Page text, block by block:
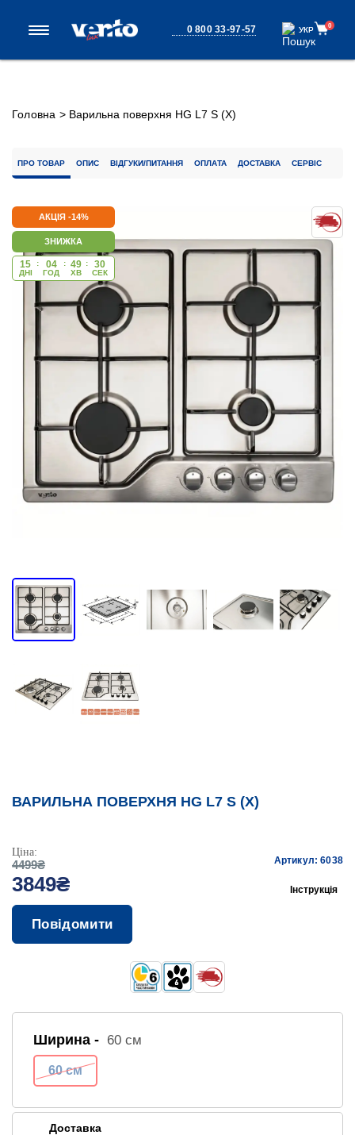
0 800 33-97-57 УКР
УКР 0
Головна > Варильна поверхня HG L7 S (X)
ПРО ТОВАР ОПИС ВІДГУКИ/ПИТАННЯ ОПЛАТА ДОСТАВКА СЕРВІС
АКЦІЯ -14%
ЗНИЖКА
15
ДНІ
: 04
ГОД
: 49
ХВ
: 30
CЕК
ВАРИЛЬНА ПОВЕРХНЯ HG L7 S (X)
Ціна:
4499₴
3849₴
Артикул: 6038
Інструкція
Повідомити
Ширина - 60 см
60 см
Доставка